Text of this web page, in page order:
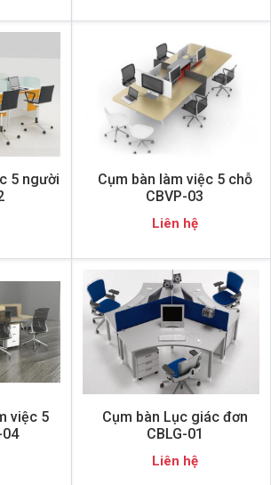
5 người
Cụm bàn làm việc 5 chỗ
CBVP-03
Liên hệ
việc 5
Cụm bàn Lục giác đơn
CBLG-01
Liên hệ